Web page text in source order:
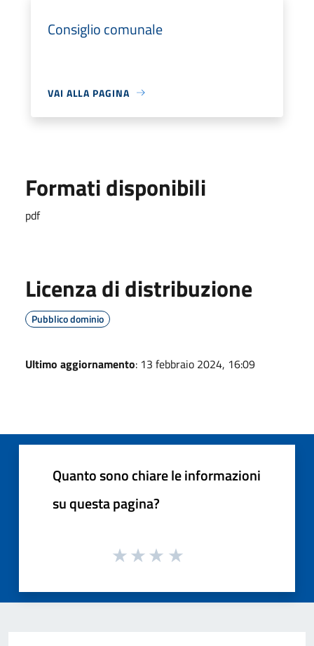
Consiglio comunale
VAI ALLA PAGINA
Formati disponibili
pdf
Licenza di distribuzione
Pubblico dominio
Ultimo aggiornamento: 13 febbraio 2024, 16:09
Quanto sono chiare le informazioni
su questa pagina?